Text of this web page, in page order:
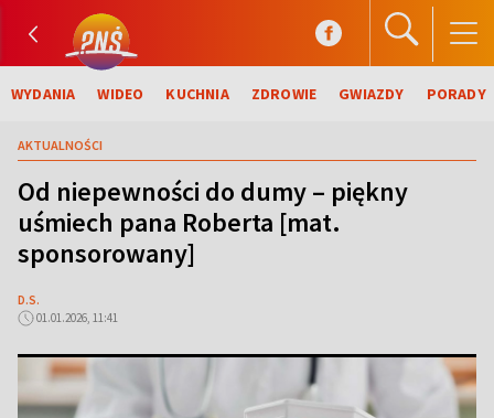
WYDANIA WIDEO KUCHNIA ZDROWIE GWIAZDY PORADY
AKTUALNOŚCI
Od niepewności do dumy – piękny
uśmiech pana Roberta [mat.
sponsorowany]
D.S.
01.01.2026, 11:41